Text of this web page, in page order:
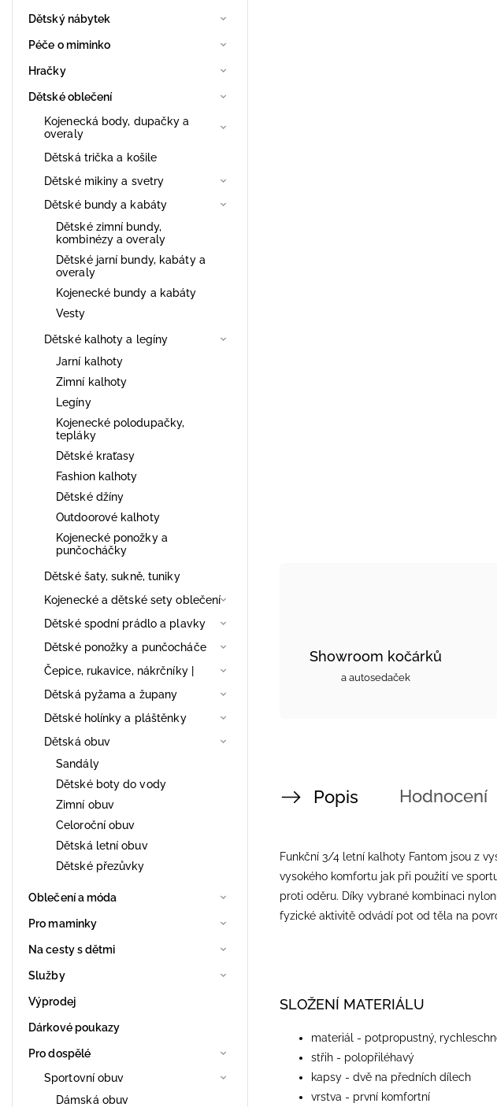
Dětský nábytek
Péče o miminko
Hračky
Dětské oblečení
Kojenecká body, dupačky a
overaly
Dětská trička a košile
Dětské mikiny a svetry
Dětské bundy a kabáty
Dětské zimní bundy,
kombinézy a overaly
Dětské jarní bundy, kabáty a
overaly
Kojenecké bundy a kabáty
Vesty
Dětské kalhoty a legíny
Jarní kalhoty
Zimní kalhoty
Legíny
Kojenecké polodupačky,
tepláky
Dětské kraťasy
Fashion kalhoty
Dětské džíny
Outdoorové kalhoty
Kojenecké ponožky a
punčocháčky
Dětské šaty, sukně, tuniky
Kojenecké a dětské sety oblečení
Dětské spodní prádlo a plavky
Dětské ponožky a punčocháče
Čepice, rukavice, nákrčníky |
Dětská pyžama a župany
Dětské holínky a pláštěnky
Dětská obuv
Sandály
Dětské boty do vody
Zimní obuv
Celoroční obuv
Dětská letní obuv
Dětské přezůvky
Oblečení a móda
Pro maminky
Na cesty s dětmi
Služby
Výprodej
Dárkové poukazy
Pro dospělé
Sportovní obuv
Dámská obuv
Showroom kočárků
a autosedaček
Popis Hodnocení
Funkční 3/4 letní kalhoty Fantom jsou z
vysokého komfortu jak při použití ve
proti oděru. Díky vybrané kombinaci
fyzické aktivitě odvádí pot od těla na
SLOŽENÍ MATERIÁLU
materiál - potpropustný,
střih - polopřiléhavý
kapsy - dvě na předních dílech
vrstva - první komfortní